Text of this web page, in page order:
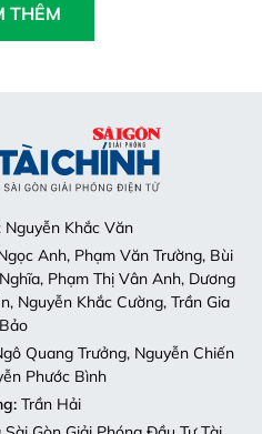
THÊM
Nguyễn Khắc Văn
Anh, Phạm Văn Trường, Bùi
Phạm Thị Vân Anh, Dương
Nguyễn Khắc Cường, Trần Gia
Bảo
Quang Trưởng, Nguyễn Chiến
Phước Bình
Trần Hải